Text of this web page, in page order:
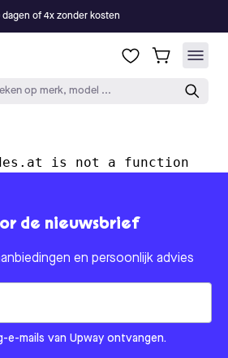
dagen of 4x zonder kosten
op merk, model ...
is not a function
de nieuwsbrief
en persoonlijk advies
hear from us?
e-mails van Upway ontvangen.